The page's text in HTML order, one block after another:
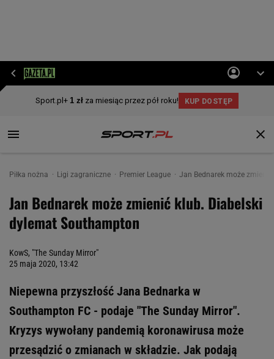
Piłka nożna Ligi zagraniczne Premier League Jan Bednarek może
Jan Bednarek może zmienić klub. Diabelski
dylemat Southampton
KowS, "The Sunday Mirror"
25 maja 2020, 13:42
Niepewna przyszłość Jana Bednarka w
Southampton FC - podaje "The Sunday Mirror".
Kryzys wywołany pandemią koronawirusa może
przesądzić o zmianach w składzie. Jak podają